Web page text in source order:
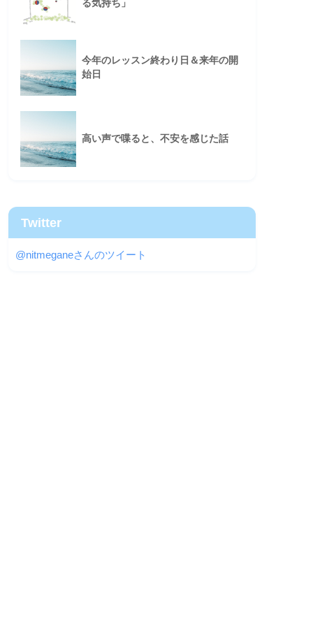
る気持ち」
今年のレッスン終わり日＆来年の開
始日
高い声で喋ると、不安を感じた話
Twitter
@nitmeganeさんのツイート